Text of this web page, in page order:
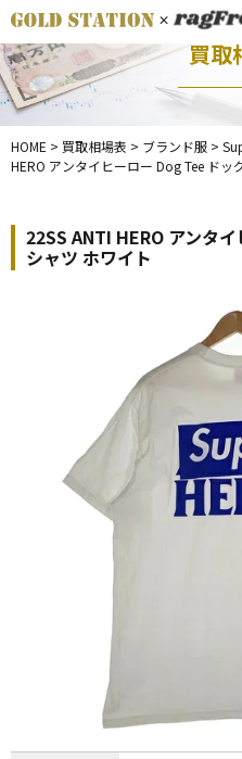
買取
HOME > 買取相場表 > ブランド服 >
HERO アンタイヒーロー Dog Tee ドッ
22SS ANTI HERO アンタ
シャツ ホワイト